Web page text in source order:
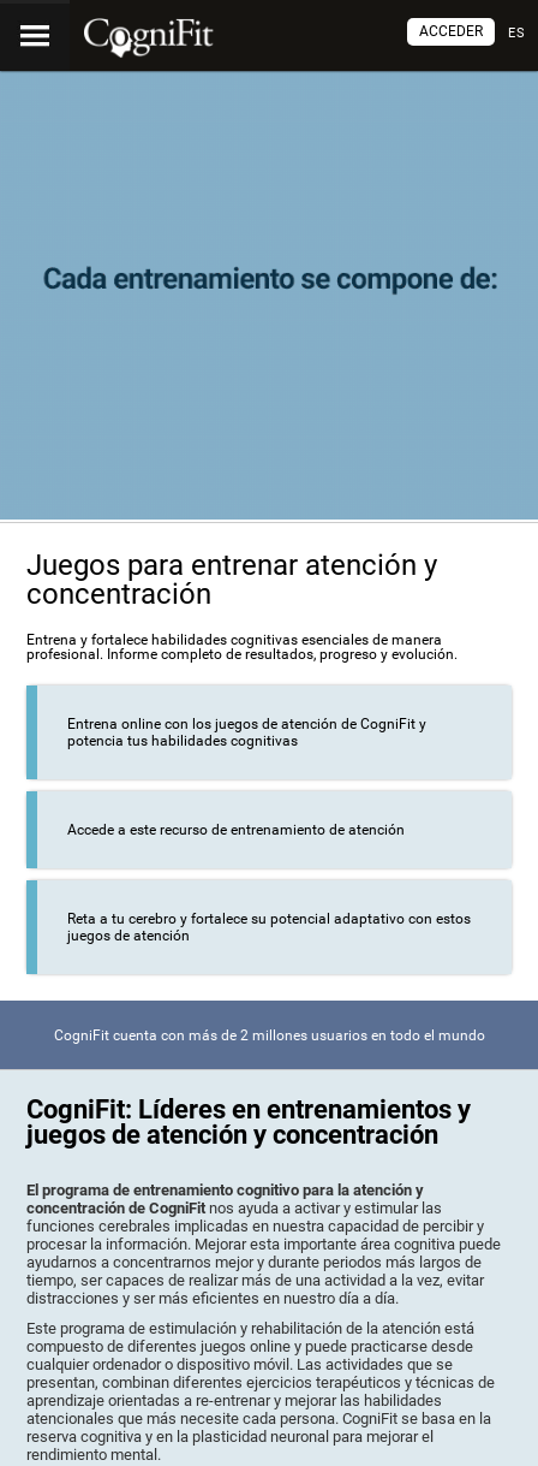
ES
ACCEDER
Juegos para entrenar atención y
concentración
Entrena y fortalece habilidades cognitivas esenciales de manera
profesional. Informe completo de resultados, progreso y evolución.
Entrena online con los juegos de atención de CogniFit y
potencia tus habilidades cognitivas
Accede a este recurso de entrenamiento de atención
Reta a tu cerebro y fortalece su potencial adaptativo con estos
juegos de atención
CogniFit cuenta con más de 2 millones usuarios en todo el mundo
CogniFit: Líderes en entrenamientos y
juegos de atención y concentración
El programa de entrenamiento cognitivo para la atención y
concentración de CogniFit nos ayuda a activar y estimular las
funciones cerebrales implicadas en nuestra capacidad de percibir y
procesar la información. Mejorar esta importante área cognitiva puede
ayudarnos a concentrarnos mejor y durante periodos más largos de
tiempo, ser capaces de realizar más de una actividad a la vez, evitar
distracciones y ser más eficientes en nuestro día a día.
Este programa de estimulación y rehabilitación de la atención está
compuesto de diferentes juegos online y puede practicarse desde
cualquier ordenador o dispositivo móvil. Las actividades que se
presentan, combinan diferentes ejercicios terapéuticos y técnicas de
aprendizaje orientadas a re-entrenar y mejorar las habilidades
atencionales que más necesite cada persona. CogniFit se basa en la
reserva cognitiva y en la plasticidad neuronal para mejorar el
rendimiento mental.